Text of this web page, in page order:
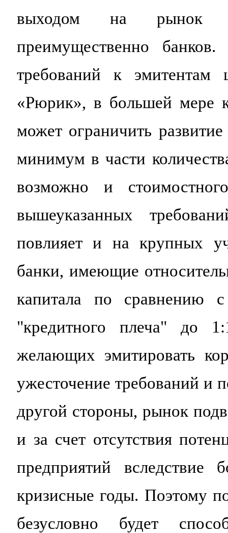
выходом на рынок
преимущественно
требований к
«Рюрик», в большей мере
может ограничить
минимум в части
возможно и
вышеуказанных
повлияет и на крупных
банки, имеющие
капитала по сравнению
"кредитного плеча" до
желающих эмитировать
ужесточение требований и
другой стороны, рынок
и за счет отсутствия
предприятий вследствие
кризисные годы. Поэтому
безусловно будет